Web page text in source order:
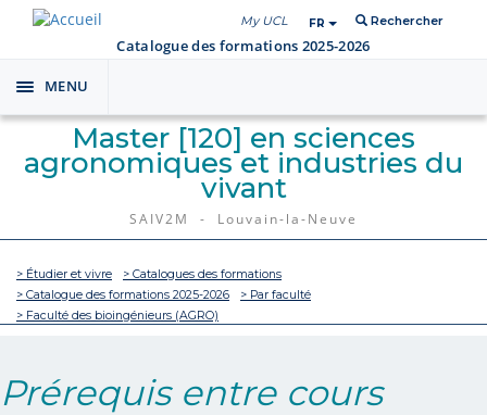
My UCL FR Rechercher
Catalogue des formations 2025-2026
Toggle
navigation
MENU
Master [120] en sciences
agronomiques et industries du
vivant
SAIV2M - Louvain-la-Neuve
> Étudier et vivre
> Catalogues des formations
> Catalogue des formations 2025-2026
> Par faculté
> Faculté des bioingénieurs (AGRO)
Prérequis entre cours